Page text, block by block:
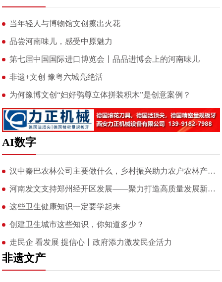
当年轻人与博物馆文创擦出火花
品尝河南味儿，感受中原魅力
第七届中国国际进口博览会丨品品进博会上的河南味儿
非遗+文创 豫粤六城亮绝活
为何豫博文创“妇好鸮尊立体拼装积木”是创意案例？
AI数字
汉中秦巴农林公司主要做什么，乡村振兴助力农户农林产业健康发展
河南发文支持郑州经开区发展——聚力打造高质量发展新高地
这些卫生健康知识一定要学起来
创建卫生城市这些知识，你知道多少？
走民企 看发展 提信心丨政府添力激发民企活力
非遗文产